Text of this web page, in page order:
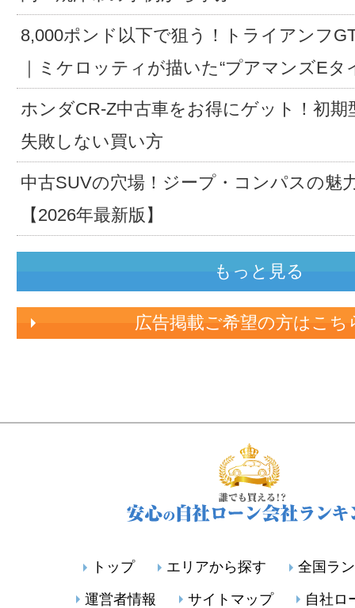
8,000ポンド以下で狙う！トライアンフ
｜ミケロッティが描いた“プアマンズEタ
ホンダCR-Z中古車をお得にゲット！初期
失敗しない買い方
中古SUVの穴場！ジープ・コンパスの魅
【2026年最新版】
もっと見る
広告掲載ご希望の方はこち
トップ エリアから探す 全国ラ
運営者情報 サイトマップ 自社ロ